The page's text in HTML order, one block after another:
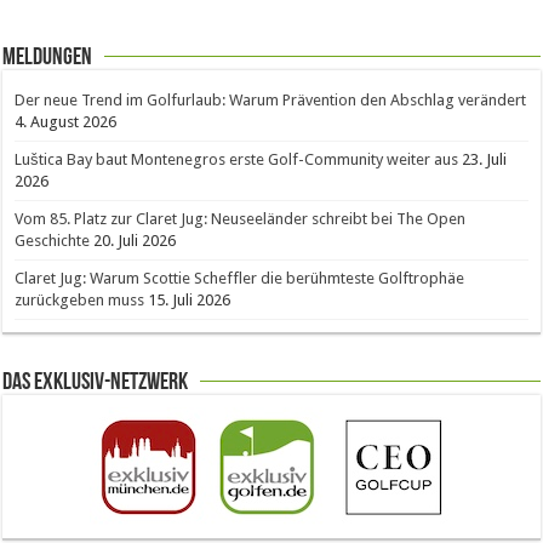
Meldungen
Der neue Trend im Golfurlaub: Warum Prävention den Abschlag verändert
4. August 2026
Luštica Bay baut Montenegros erste Golf-Community weiter aus 23. Juli
2026
Vom 85. Platz zur Claret Jug: Neuseeländer schreibt bei The Open
Geschichte 20. Juli 2026
Claret Jug: Warum Scottie Scheffler die berühmteste Golftrophäe
zurückgeben muss 15. Juli 2026
Das Exklusiv-Netzwerk